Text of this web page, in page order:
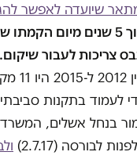
שיועדה לאפשר
בתוכנית נאמר שיש לסגור את הבריכות תוך 5
בריכות
לעמוד בתקנות
בנחל אשלים,